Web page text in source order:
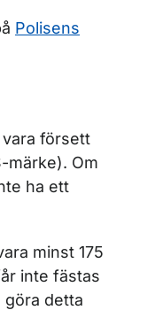
Polisens
försett
märke). Om
ha ett
minst 175
inte fästas
göra detta